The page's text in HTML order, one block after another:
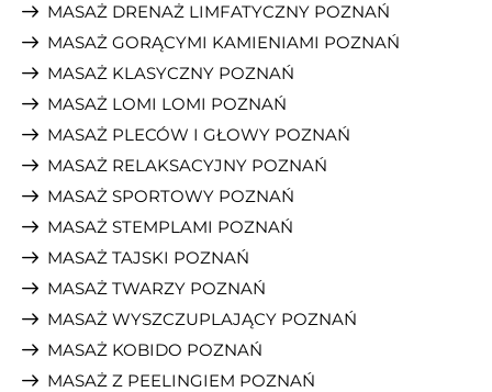
MASAŻ DRENAŻ LIMFATYCZNY POZNAŃ
MASAŻ GORĄCYMI KAMIENIAMI POZNAŃ
MASAŻ KLASYCZNY POZNAŃ
MASAŻ LOMI LOMI POZNAŃ
MASAŻ PLECÓW I GŁOWY POZNAŃ
MASAŻ RELAKSACYJNY POZNAŃ
MASAŻ SPORTOWY POZNAŃ
MASAŻ STEMPLAMI POZNAŃ
MASAŻ TAJSKI POZNAŃ
MASAŻ TWARZY POZNAŃ
MASAŻ WYSZCZUPLAJĄCY POZNAŃ
MASAŻ KOBIDO POZNAŃ
MASAŻ Z PEELINGIEM POZNAŃ